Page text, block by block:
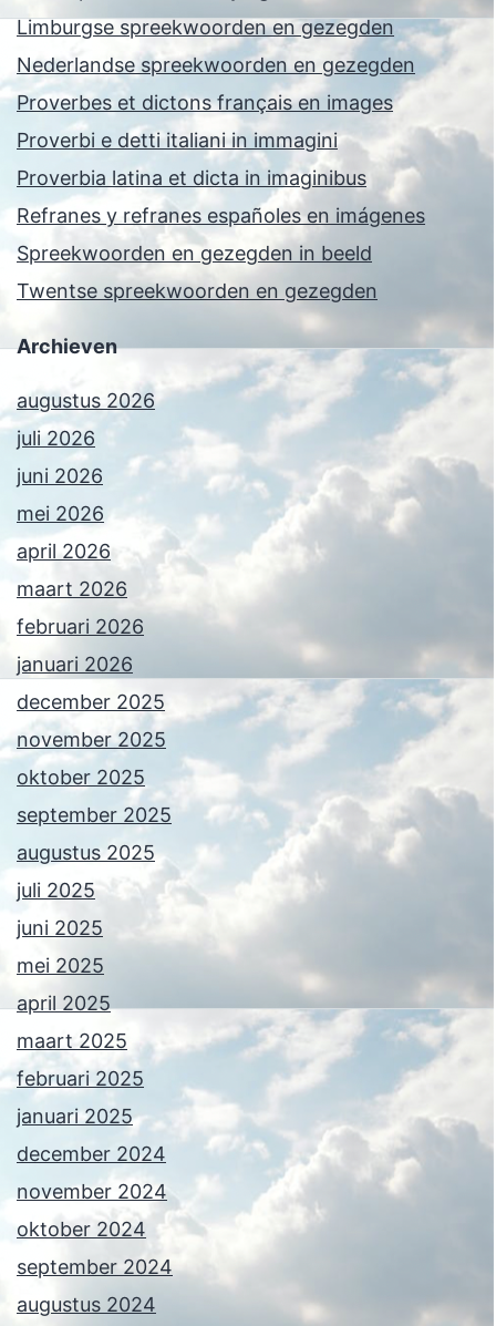
Limburgse spreekwoorden en gezegden
Nederlandse spreekwoorden en gezegden
Proverbes et dictons français en images
Proverbi e detti italiani in immagini
Proverbia latina et dicta in imaginibus
Refranes y refranes españoles en imágenes
Spreekwoorden en gezegden in beeld
Twentse spreekwoorden en gezegden
Archieven
augustus 2026
juli 2026
juni 2026
mei 2026
april 2026
maart 2026
februari 2026
januari 2026
december 2025
november 2025
oktober 2025
september 2025
augustus 2025
juli 2025
juni 2025
mei 2025
april 2025
maart 2025
februari 2025
januari 2025
december 2024
november 2024
oktober 2024
september 2024
augustus 2024